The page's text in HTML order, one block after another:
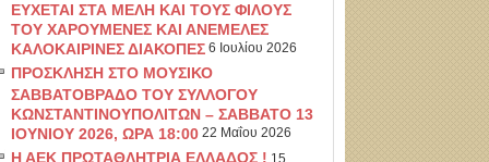
ΕΥΧΕΤΑΙ ΣΤΑ ΜΕΛΗ ΚΑΙ ΤΟΥΣ ΦΙΛΟΥΣ
ΤΟΥ ΧΑΡΟΥΜΕΝΕΣ ΚΑΙ ΑΝΕΜΕΛΕΣ
ΚΑΛΟΚΑΙΡΙΝΕΣ ΔΙΑΚΟΠΕΣ 6 Ιουλίου 2026
ΠΡΟΣΚΛΗΣΗ ΣΤΟ ΜΟΥΣΙΚΟ
ΣΑΒΒΑΤΟΒΡΑΔΟ ΤΟΥ ΣΥΛΛΟΓΟΥ
ΚΩΝΣΤΑΝΤΙΝΟΥΠΟΛΙΤΩΝ – ΣΑΒΒΑΤΟ 13
ΙΟΥΝΙΟΥ 2026, ΩΡΑ 18:00 22 Μαΐου 2026
Η ΑΕΚ ΠΡΩΤΑΘΛΗΤΡΙΑ ΕΛΛΑΔΟΣ !